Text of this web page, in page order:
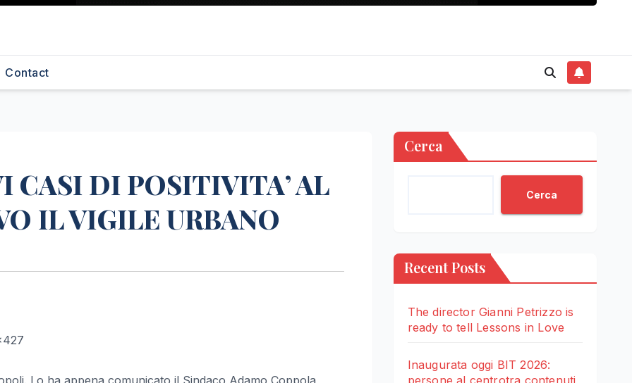
Contact
CASI DI POSITIVITA’ AL
IL VIGILE URBANO
Lo ha appena comunicato il Sindaco Adamo Coppola
Cerca
Cerca
Recent Posts
The director Gianni Petrizzo is
ready to tell Lessons in Love
Inaugurata oggi BIT 2026: